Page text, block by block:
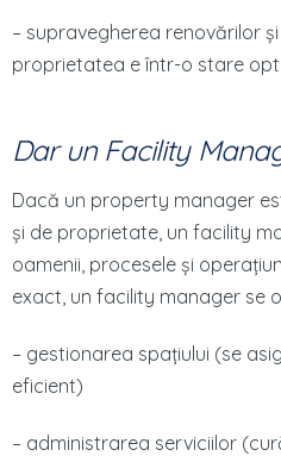
– supravegherea renovărilor
proprietatea e într-o stare
Dar un Facility
Dacă un property manager
și de proprietate, un facility
oamenii, procesele și
exact, un facility manager se
– gestionarea spațiului (se
eficient)
– administrarea serviciilor